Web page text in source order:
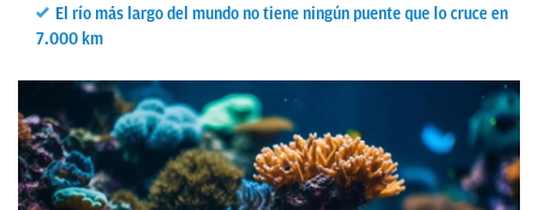
El río más largo del mundo no tiene ningún puente que lo cruce en
7.000 km